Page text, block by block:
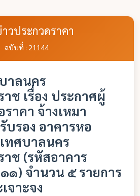
วประกวดราคา
ฉบับที่ : 21144
าลนคร
ช เรื่อง ประกาศผู้
าคา จ้างเหมา
บรอง อาคารหอ
ทศบาลนคร
าช (รหัสอาคาร
) จำนวน ๕ รายการ
จาะจง